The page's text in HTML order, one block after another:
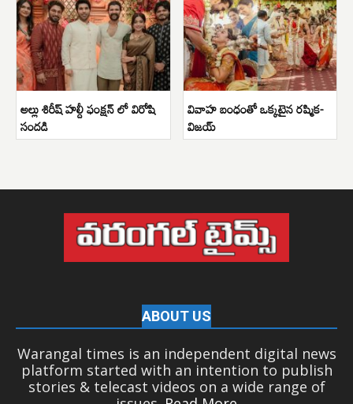
అల్లు శిరీష్ హల్దీ ఫంక్షన్ లో విరోషి
సందడి
వివాహ బంధంతో ఒక్కటైన రష్మిక-
విజయ్
ABOUT US
Warangal times is an independent digital news
platform started with an intention to publish
stories & telecast videos on a wide range of